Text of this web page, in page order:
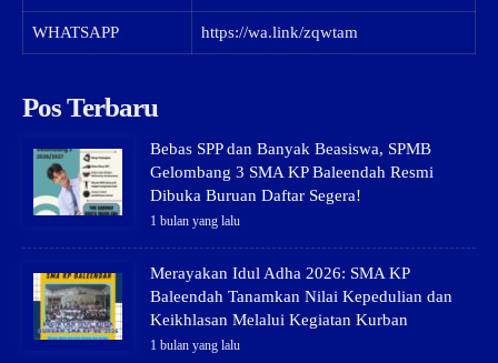
WHATSAPP https://wa.link/zqwtam
Pos Terbaru
Bebas SPP dan Banyak Beasiswa, SPMB
Gelombang 3 SMA KP Baleendah Resmi
Dibuka Buruan Daftar Segera!
1 bulan yang lalu
Merayakan Idul Adha 2026: SMA KP
Baleendah Tanamkan Nilai Kepedulian dan
Keikhlasan Melalui Kegiatan Kurban
1 bulan yang lalu